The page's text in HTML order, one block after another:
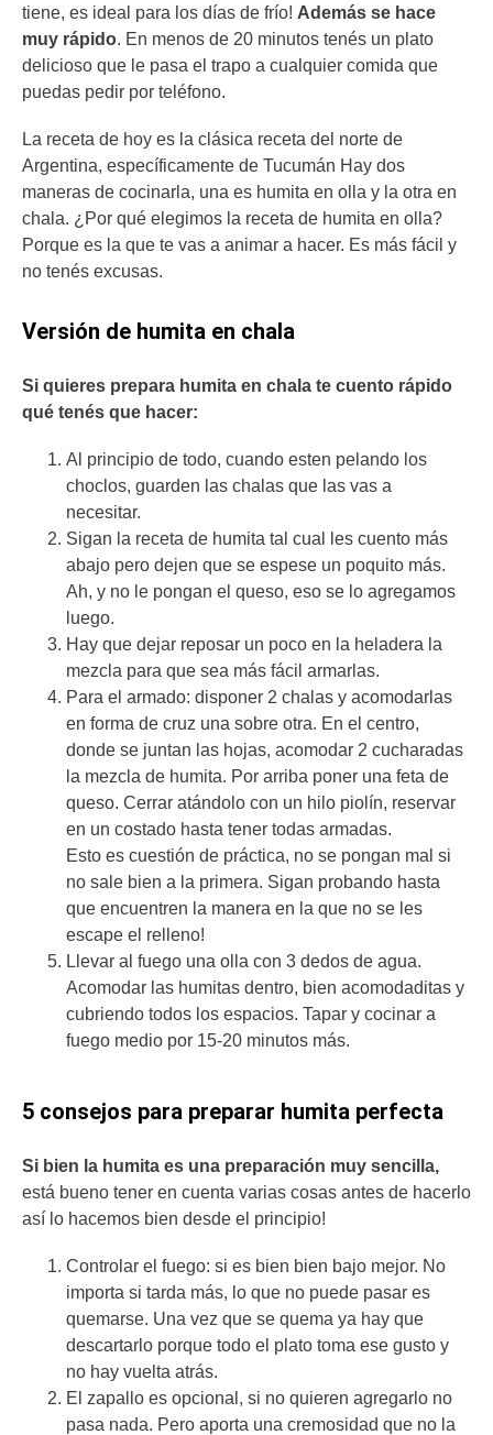
tiene, es ideal para los días de frío! Además se hace
muy rápido. En menos de 20 minutos tenés un plato
delicioso que le pasa el trapo a cualquier comida que
puedas pedir por teléfono.
La receta de hoy es la clásica receta del norte de
Argentina, específicamente de Tucumán Hay dos
maneras de cocinarla, una es humita en olla y la otra en
chala. ¿Por qué elegimos la receta de humita en olla?
Porque es la que te vas a animar a hacer. Es más fácil y
no tenés excusas.
Versión de humita en chala
Si quieres prepara humita en chala te cuento rápido
qué tenés que hacer:
Al principio de todo, cuando esten pelando los
choclos, guarden las chalas que las vas a
necesitar.
Sigan la receta de humita tal cual les cuento más
abajo pero dejen que se espese un poquito más.
Ah, y no le pongan el queso, eso se lo agregamos
luego.
Hay que dejar reposar un poco en la heladera la
mezcla para que sea más fácil armarlas.
Para el armado: disponer 2 chalas y acomodarlas
en forma de cruz una sobre otra. En el centro,
donde se juntan las hojas, acomodar 2 cucharadas
la mezcla de humita. Por arriba poner una feta de
queso. Cerrar atándolo con un hilo piolín, reservar
en un costado hasta tener todas armadas.
Esto es cuestión de práctica, no se pongan mal si
no sale bien a la primera. Sigan probando hasta
que encuentren la manera en la que no se les
escape el relleno!
Llevar al fuego una olla con 3 dedos de agua.
Acomodar las humitas dentro, bien acomodaditas y
cubriendo todos los espacios. Tapar y cocinar a
fuego medio por 15-20 minutos más.
5 consejos para preparar humita perfecta
Si bien la humita es una preparación muy sencilla,
está bueno tener en cuenta varias cosas antes de hacerlo
así lo hacemos bien desde el principio!
Controlar el fuego: si es bien bien bajo mejor. No
importa si tarda más, lo que no puede pasar es
quemarse. Una vez que se quema ya hay que
descartarlo porque todo el plato toma ese gusto y
no hay vuelta atrás.
El zapallo es opcional, si no quieren agregarlo no
pasa nada. Pero aporta una cremosidad que no la